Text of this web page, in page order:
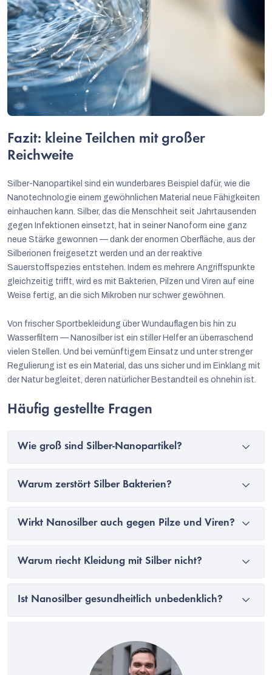
Fazit: kleine Teilchen mit großer
Reichweite
Silber-Nanopartikel sind ein wunderbares Beispiel dafür, wie die
Nanotechnologie einem gewöhnlichen Material neue Fähigkeiten
einhauchen kann. Silber, das die Menschheit seit Jahrtausenden
gegen Infektionen einsetzt, hat in seiner Nanoform eine ganz
neue Stärke gewonnen — dank der enormen Oberfläche, aus der
Silberionen freigesetzt werden und an der reaktive
Sauerstoffspezies entstehen. Indem es mehrere Angriffspunkte
gleichzeitig trifft, wird es mit Bakterien, Pilzen und Viren auf eine
Weise fertig, an die sich Mikroben nur schwer gewöhnen.
Von frischer Sportbekleidung über Wundauflagen bis hin zu
Wasserfiltern — Nanosilber ist ein stiller Helfer an überraschend
vielen Stellen. Und bei vernünftigem Einsatz und unter strenger
Regulierung ist es ein Material, das uns sicher und im Einklang mit
der Natur begleitet, deren natürlicher Bestandteil es ohnehin ist.
Häufig gestellte Fragen
Wie groß sind Silber-Nanopartikel?
Warum zerstört Silber Bakterien?
Wirkt Nanosilber auch gegen Pilze und Viren?
Warum riecht Kleidung mit Silber nicht?
Ist Nanosilber gesundheitlich unbedenklich?